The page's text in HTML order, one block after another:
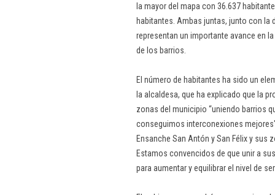
la mayor del mapa con 36.637
habitantes. Ambas juntas, junto con la
representan un importante avance en
de los barrios.
El número de habitantes ha sido un
la alcaldesa, que ha explicado que la
zonas del municipio “uniendo barrios
conseguimos interconexiones
Ensanche San Antón y San Félix y
Estamos convencidos de que unir a
para aumentar y equilibrar el nivel de